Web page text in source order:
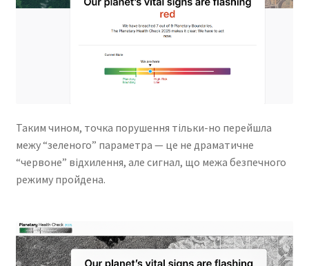
Таким чином, точка порушення тільки-но перейшла
межу “зеленого” параметра — це не драматичне
“червоне” відхилення, але сигнал, що межа безпечного
режиму пройдена.